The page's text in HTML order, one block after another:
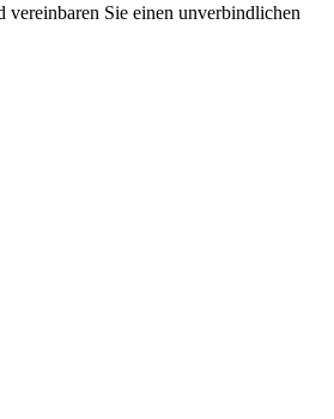
vereinbaren Sie einen unverbindlichen